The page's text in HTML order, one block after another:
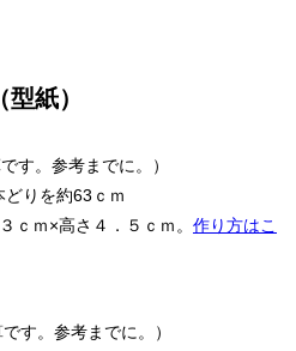
紙）
す。参考までに。）
どりを約63ｃｍ
ｃｍ×高さ４．５ｃｍ。 作り方はこ
す。参考までに。）